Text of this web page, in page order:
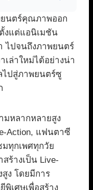
ยนตร์คุณภาพออก
งแต่แอนิเมชัน
ไปจนถึงภาพยนตร์
เล่าใหม่ได้อย่างน่า
ไปสู่ภาพยนตร์ซู
มหลากหลายสูง
Action, แฟนตาซี
มทุกเพศทุกวัย
ร้างเป็น Live-
ง โดยมีการ
พิเศษเพื่อสร้าง